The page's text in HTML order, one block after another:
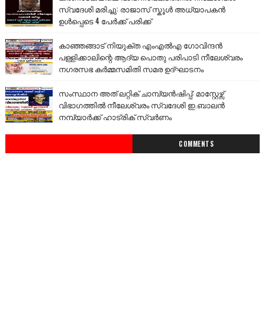
സ്വദേശി മരിച്ചു: രാജാസ് സ്കൂൾ അധ്യാപകൻ
ഉൾപ്പെടെ 4 പേർക്ക് പരിക്ക്
കാഞ്ഞങ്ങാട് നിയുക്ത എംഎൽഎ ഗോവിന്ദൻ
പള്ളിക്കാലിന്റെ ആദ്യ പൊതു പരിപാടി നീലേശ്വരം
നഗരസഭ കർമ്മസമിതി സമര ഉദ്ഘാടനം
സംസ്ഥാന അത് ലറ്റിക് ചാമ്പ്യൻഷിപ്പ്: മാസ്റ്റേഴ്സ്
വിഭാഗത്തിൽ നീലേശ്വരം സ്വദേശി ഇ.ബാലൻ
നമ്പ്യാർക്ക് ഹാട്രിക് സ്വർണം
COMMENTS